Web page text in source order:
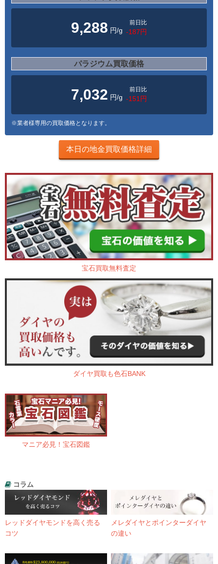
9,288 円/g
前日比
-187円
パラジウム買取価格
7,032 円/g
前日比
-151円
※業者様専用の買取価格となります。
本日の地金買取価格詳細
宝石買取無料査定
ダイヤ買取も色石BANK
マニア必見！宝石図鑑
コラム
レッドダイヤモンドを高く売る
コツ
メレダイヤとポインターダイヤ
の違い